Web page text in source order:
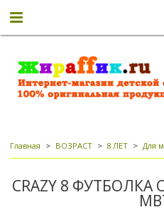
Главная ВОЗРАСТ 8 ЛЕТ Для
CRAZY 8